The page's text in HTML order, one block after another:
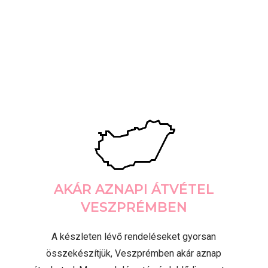
AKÁR AZNAPI ÁTVÉTEL
VESZPRÉMBEN
A készleten lévő rendeléseket gyorsan
összekészítjük, Veszprémben akár aznap